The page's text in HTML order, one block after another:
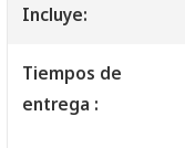
Incluye:
Tiempos de
entrega :